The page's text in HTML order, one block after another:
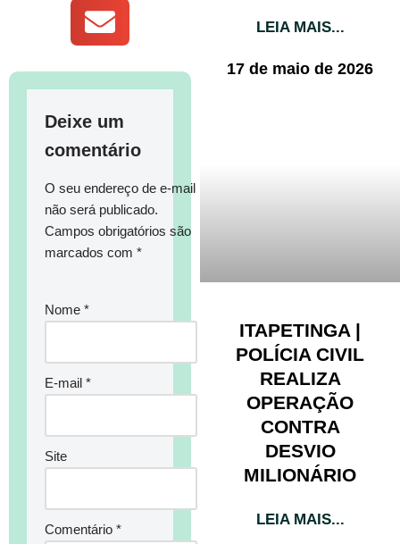
Deixe um
comentário
O seu endereço de e-mail
não será publicado.
Campos obrigatórios são
marcados com *
Nome *
E-mail *
Site
Comentário *
LEIA MAIS...
17 de maio de 2026
ITAPETINGA |
POLÍCIA CIVIL
REALIZA
OPERAÇÃO
CONTRA
DESVIO
MILIONÁRIO
LEIA MAIS...